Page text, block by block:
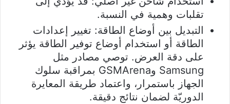
تقلبات وهمية في النسبة.
التبديل بين أوضاع الطاقة: تغيير إعدادات
الطاقة أو استخدام أوضاع توفير الطاقة يؤثر
على دقة العرض. توصي مصادر مثل
Samsung وGSMArena بمراقبة سلوك
الجهاز باستمرار، واعتماد طريقة المعايرة
الدوريّة لضمان نتائج دقيقة.